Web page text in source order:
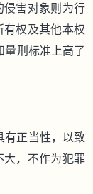
害对象则为行
权及其他本权
刑标准上高了
正当性，以致
大，不作为犯罪